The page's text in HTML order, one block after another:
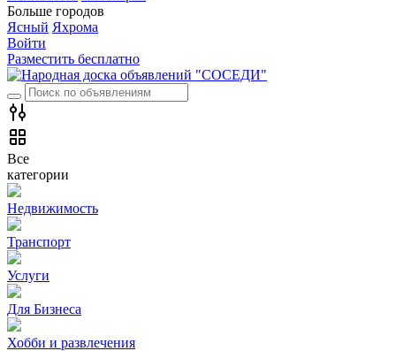
Больше городов
Ясный Яхрома
Войти
Разместить бесплатно
Все
категории
Недвижимость
Транспорт
Услуги
Для Бизнеса
Хобби и развлечения